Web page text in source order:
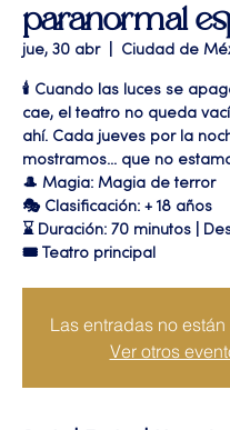
paranormal
jue, 30 abr
  |
Ciudad de
🕯️ Cuando las luces se
cae, el teatro no queda
ahí. Cada jueves por la
mostramos... que no
🎩 Magia: Magia de terror
🎭 Clasificación: + 18 años
⌛ Duración: 70 minutos |
🎟 Teatro principal
Las entradas no
Ver otros